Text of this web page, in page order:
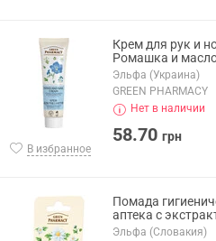
В избранное
Крем для рук и
Ромашка и
Эльфа (Украина)
GREEN PHARMACY
Нет в наличии
58.70 грн
Помада
аптека с
Эльфа (Словакия)